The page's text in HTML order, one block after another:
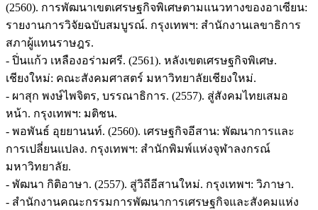
(2560). การพัฒนาเขตเศรษฐกิจพิเศษตามแนวทางของอาเซียน:
รายงานการวิจัยฉบับสมบูรณ์. กรุงเทพฯ: สำนักงานเลขาธิการ
สภาผู้แทนราษฎร.
- ปิ่นแก้ว เหลืองอร่ามศรี. (2561). หลังเขตเศรษฐกิจพิเศษ.
เชียงใหม่: คณะสังคมศาสตร์ มหาวิทยาลัยเชียงใหม่.
- ผาสุก พงษ์ไพจิตร, บรรณาธิการ. (2557). สู่สังคมไทยเสมอ
หน้า. กรุงเทพฯ: มติชน.
- พอพันธ์ อุยยานนท์. (2560). เศรษฐกิจอีสาน: พัฒนาการและ
การเปลี่ยนแปลง. กรุงเทพฯ: สำนักพิมพ์แห่งจุฬาลงกรณ์
มหาวิทยาลัย.
- พัฒนา กิติอาษา. (2557). สู่วิถีอีสานใหม่. กรุงเทพฯ: วิภาษา.
- สำนักงานคณะกรรมการพัฒนาการเศรษฐกิจและสังคมแห่ง